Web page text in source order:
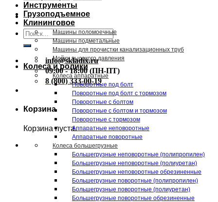
Искать:
info@skladix.ru
09:00 - 18:00 (ПН-ПТ)
8 (800) 333-00-19
Корзина
Корзина пуста.
Инструменты
Грузоподъемное
Клининговое
Машины поломоечные
Машины подметальные
Машины для прочистки канализационных труб
Мойки высокого давления
Колеса и ролики
Колеса аппаратные
Поворотные под болт
Поворотные под болт с тормозом
Поворотные с болтом
Поворотные с болтом и тормозом
Поворотные с тормозом
Аппаратные неповоротные
Аппаратные поворотные
Колеса большегрузные
Большегрузные неповоротные (полипропилен)
Большегрузные неповоротные (полиуретан)
Большегрузные неповоротные обрезиненные
Большегрузные поворотные (полипропилен)
Большегрузные поворотные (полиуретан)
Большегрузные поворотные обрезиненные